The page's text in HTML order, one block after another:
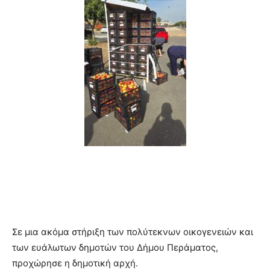
Σε μια ακόμα στήριξη των πολύτεκνων οικογενειών και
των ευάλωτων δημοτών του Δήμου Περάματος,
προχώρησε η δημοτική αρχή.